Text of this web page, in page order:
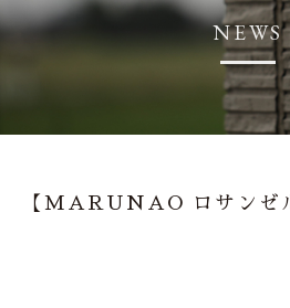
NEWS
【MARUNAO ロサンゼ